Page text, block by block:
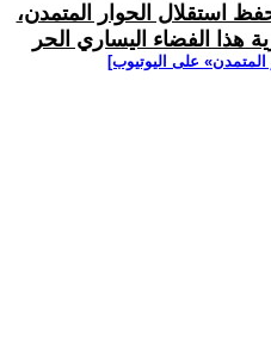
استقلال الحوار المتمدن،
هذا الفضاء اليساري الحر
على اليوتيوب]